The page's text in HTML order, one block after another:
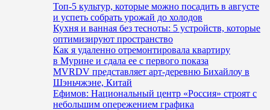
Топ-5 культур, которые можно посадить в августе
и успеть собрать урожай до холодов
Кухня и ванная без тесноты: 5 устройств, которые
оптимизируют пространство
Как я удаленно отремонтировала квартиру
в Мурине и сдала ее с первого показа
MVRDV представляет арт-деревню Бихайлоу в
Шэньчжэне, Китай
Ефимов: Национальный центр «Россия» строят с
небольшим опережением графика